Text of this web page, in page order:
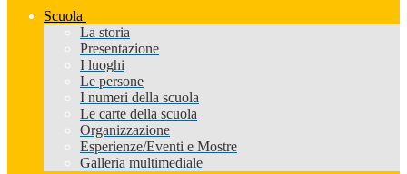
Scuola
La storia
Presentazione
I luoghi
Le persone
I numeri della scuola
Le carte della scuola
Organizzazione
Esperienze/Eventi e Mostre
Galleria multimediale